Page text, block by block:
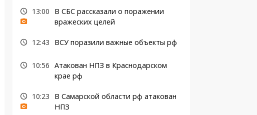
13:00
В СБС рассказали о поражении
вражеских целей
12:43 ВСУ поразили важные объекты рф
10:56 Атакован НПЗ в Краснодарском
крае рф
10:23
В Самарской области рф атакован
НПЗ